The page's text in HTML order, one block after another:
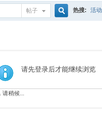
帖子
索
热搜: 活动
请先登录后才能继续浏览
请稍候...